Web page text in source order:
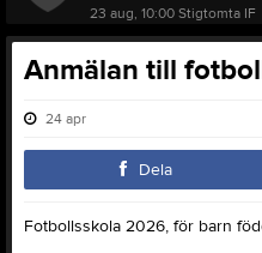
23 aug, 10:00Stigtomta IF
Anmälan till
24 apr
Dela
Fotbollsskola 2026, för barn